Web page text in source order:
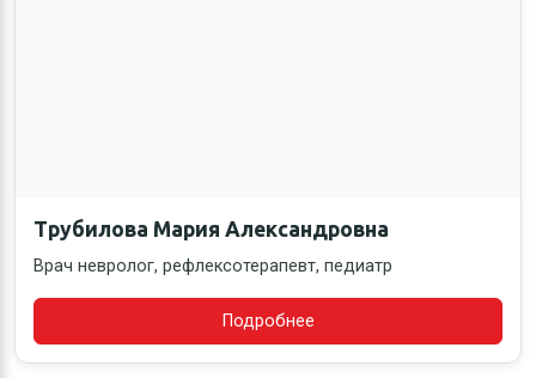
Трубилова Мария Александровна
Врач невролог, рефлексотерапевт, педиатр
Подробнее